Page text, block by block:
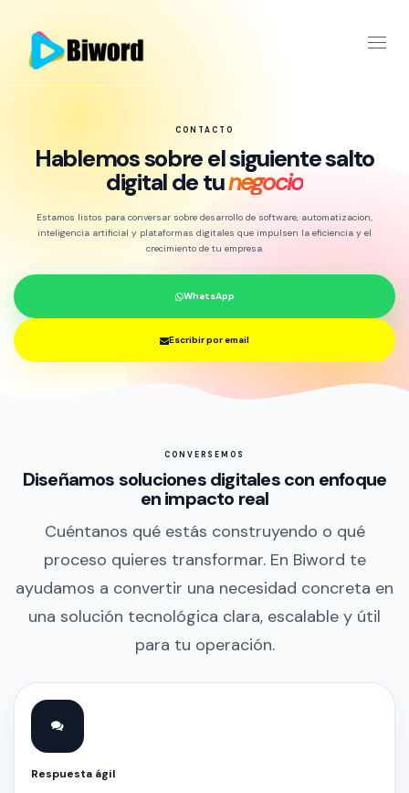
CONTACTO
Hablemos sobre el siguiente salto
digital de tunegocio
Estamos listos para conversar sobre desarrollo de software, automatizacion,
inteligencia artificial y plataformas digitales que impulsen la eficiencia y el
crecimiento de tu empresa.
WhatsApp
Escribir por email
CONVERSEMOS
Diseñamos soluciones digitales con enfoque
en impacto real
Cuéntanos qué estás construyendo o qué
proceso quieres transformar. En Biword te
ayudamos a convertir una necesidad concreta en
una solución tecnológica clara, escalable y útil
para tu operación.
Respuesta ágil